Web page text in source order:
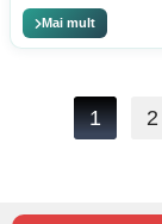
Mai mult
1 2